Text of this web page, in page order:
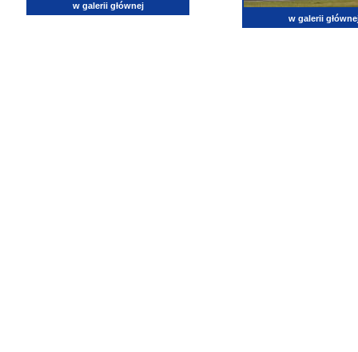
w galerii głównej
w galerii